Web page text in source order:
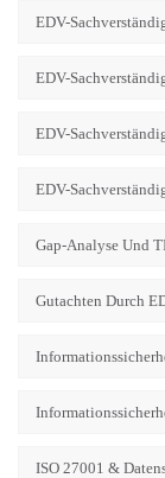
EDV-
EDV-
EDV-
EDV-
Gap-Analyse Und
Gutachten Durch
ISO 27001 &